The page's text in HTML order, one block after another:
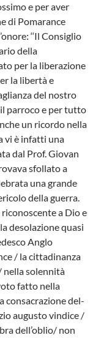
e per aver
di Pomarance
‘‘Il Consiglio
della
per la liberazione
la li­bertà e
del nostro
parro­co e per tutto
un ricordo nella
vi è infatti una
dal Prof. Giovan
sfollato a
una grande
della guerra.
a Dio e
desolazione quasi
An­glo
/ la cittadinanza
nella solen­nità
fatto nella
consacrazione del­
augusto vindice /
dell’oblio/ non